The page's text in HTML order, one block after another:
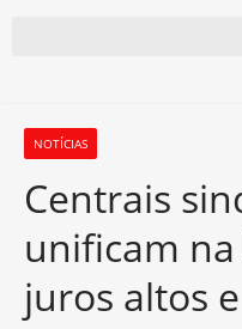
NOTÍCIAS
Centrais
unificam
juros altos